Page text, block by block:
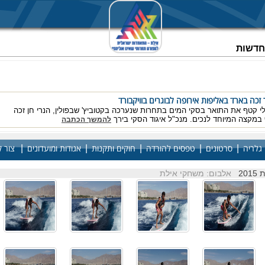
למשלחת הישראלית באליפות אירופה בסקי מים כשאביב לוי זכה בתואר אלוף
רועי אשר ואביב אטיב תפסו את המקום על הפודיום
להמשך הכתבה
גלריה|סרטונים|טפסים להורדה|חוקים ותקנות|אגודות ומועדונים| צור
אלבום: משחקי אילת